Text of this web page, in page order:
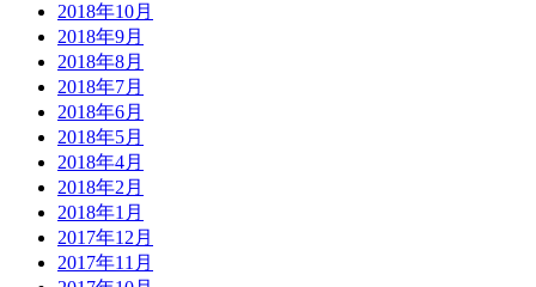
2018年10月
2018年9月
2018年8月
2018年7月
2018年6月
2018年5月
2018年4月
2018年2月
2018年1月
2017年12月
2017年11月